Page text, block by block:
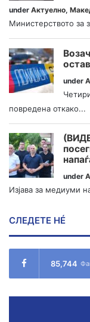
under Актуелно,
Министерството за
under
повредена откако...
under
Изјава за медиуми
СЛЕДЕТЕ НÉ
85,744